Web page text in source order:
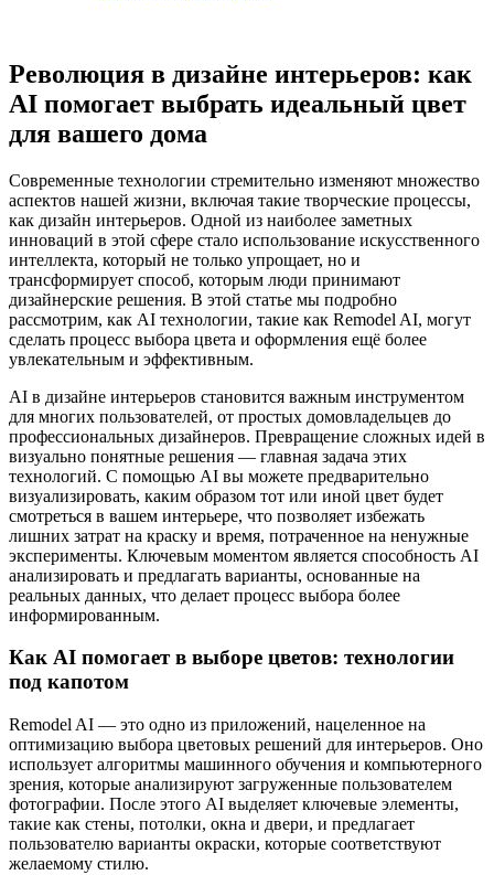
Революция в дизайне интерьеров: как
AI помогает выбрать идеальный цвет
для вашего дома
Современные технологии стремительно изменяют множество
аспектов нашей жизни, включая такие творческие процессы,
как дизайн интерьеров. Одной из наиболее заметных
инноваций в этой сфере стало использование искусственного
интеллекта, который не только упрощает, но и
трансформирует способ, которым люди принимают
дизайнерские решения. В этой статье мы подробно
рассмотрим, как AI технологии, такие как Remodel AI, могут
сделать процесс выбора цвета и оформления ещё более
увлекательным и эффективным.
AI в дизайне интерьеров становится важным инструментом
для многих пользователей, от простых домовладельцев до
профессиональных дизайнеров. Превращение сложных идей в
визуально понятные решения — главная задача этих
технологий. С помощью AI вы можете предварительно
визуализировать, каким образом тот или иной цвет будет
смотреться в вашем интерьере, что позволяет избежать
лишних затрат на краску и время, потраченное на ненужные
эксперименты. Ключевым моментом является способность AI
анализировать и предлагать варианты, основанные на
реальных данных, что делает процесс выбора более
информированным.
Как AI помогает в выборе цветов: технологии
под капотом
Remodel AI — это одно из приложений, нацеленное на
оптимизацию выбора цветовых решений для интерьеров. Оно
использует алгоритмы машинного обучения и компьютерного
зрения, которые анализируют загруженные пользователем
фотографии. После этого AI выделяет ключевые элементы,
такие как стены, потолки, окна и двери, и предлагает
пользователю варианты окраски, которые соответствуют
желаемому стилю.